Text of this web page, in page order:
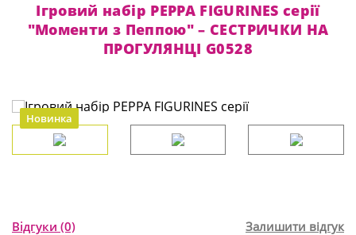
Ігровий набір PEPPA FIGURINES серії
"Моменти з Пеппою" – СЕСТРИЧКИ НА
ПРОГУЛЯНЦІ G0528
Новинка
Відгуки (0) Залишити відгук